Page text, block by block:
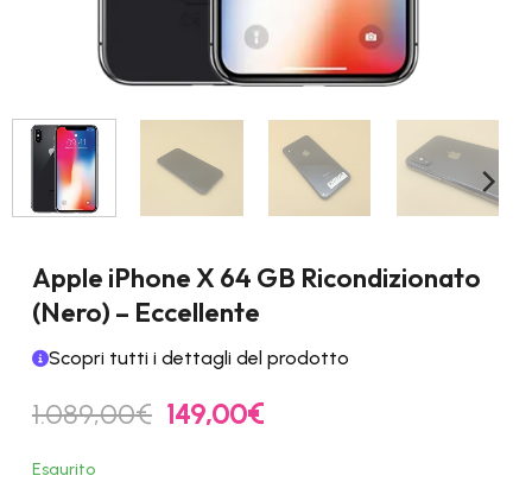
Apple iPhone X 64 GB Ricondizionato
(Nero) – Eccellente
Scopri tutti i dettagli del prodotto
1.089,00€ Il
prezzo
149,00€Il
Esaurito